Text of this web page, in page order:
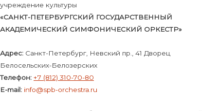
учреждение культуры
«САНКТ-ПЕТЕРБУРГСКИЙ ГОСУДАРСТВЕННЫЙ
АКАДЕМИЧЕСКИЙ СИМФОНИЧЕСКИЙ ОРКЕСТР»
Адрес: Санкт-Петербург, Невский пр., 41 Дворец
Белосельских-Белозерских
Телефон: +7 (812) 310-70-80
E-mail: info@spb-orchestra.ru